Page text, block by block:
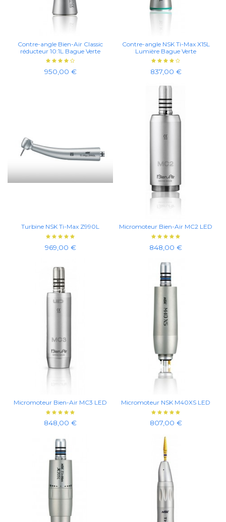
Contre-angle Bien-Air Classic
réducteur 10:1L Bague Verte
950,00 €
Contre-angle NSK Ti-Max X15L
Lumière Bague Verte
837,00 €
Turbine NSK Ti-Max Z990L
969,00 €
Micromoteur Bien-Air MC2 LED
848,00 €
Micromoteur Bien-Air MC3 LED
848,00 €
Micromoteur NSK M40XS LED
807,00 €